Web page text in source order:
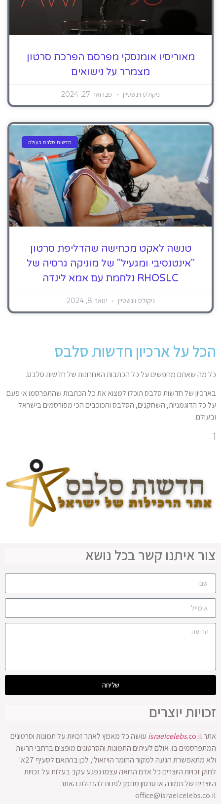
מאוריסיו אומנסקי מפרסם הפרכת סרטון
מצמרר על נישואים
ניקולס וינשטיין פברואר 27, 2024
חדשות סלבס בעולם
טנשה לאקט מכחישה שהדליפת סרטון
"אינטנסיבי ומגעיל" של מוניקה גרסיה של
RHOSLC נלחמת עם אמא לינדה
ניקולס וינשטיין ינואר 8, 2024
הכל על ארכיון חדשות סלבס
כל מה שאתם מחפשים על כל הכתבות האחרונות של חדשות סלבס.
בארכיון של חדשות סלבס תוכלו למצוא את כל הכתבות שהתפרסמו אי פעם
על כל הדוגמניות, השחקנים, הסלבס והכוכבים הכי מפורסמים בישראל
ובעולם.
[
צור איתנו קשר בכל נושא
שליחה
זכויות יוצרים
אתר israelcelebs.co.il
עושה כל מאמץ לאתר זכויות על תמונות וסרטונים
המתפרסמים בו. אולם לעיתים התמונות והסרטונים מופצים ברחבי הרשת
ולא מתאפשרת הגעה למקור החומר הויזאולי, לכן בהתאם לסעיף 27א'
לחוק זכויות היוצרים כל אדם הרואה עצמו נפגע עקב בעלות על זכויות
היוצרים של תמונה או סרטון מוזמן לפנות להנהלת האתר
office@israelcelebs.co.il